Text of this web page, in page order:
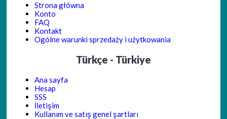
Strona główna
Konto
FAQ
Kontakt
Ogólne warunki sprzedaży i użytkowania
Türkçe - Türkiye
Ana sayfa
Hesap
SSS
İletişim
Kullanım ve satış genel şartları